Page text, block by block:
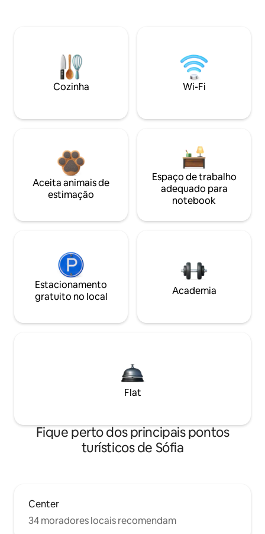
Cozinha Wi-Fi
Aceita animais de
estimação
Espaço de trabalho
adequado para
notebook
Estacionamento
gratuito no local
Academia
Flat
Fique perto dos principais pontos
turísticos de Sófia
Center
34 moradores locais recomendam